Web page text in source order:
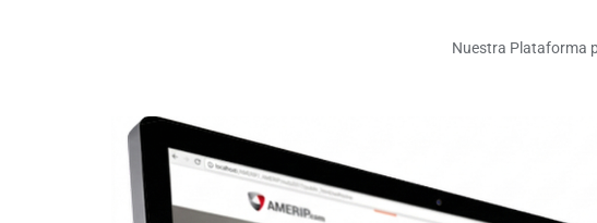
Nuestra Plataforma